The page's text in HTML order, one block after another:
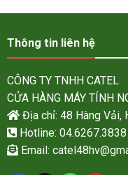
Thông tin liên hệ
CÔNG TY TNHH CATEL
CỬA HÀNG MÁY TÍNH
Địa chỉ: 48 Hàng Vải,
Hotline:
Email: